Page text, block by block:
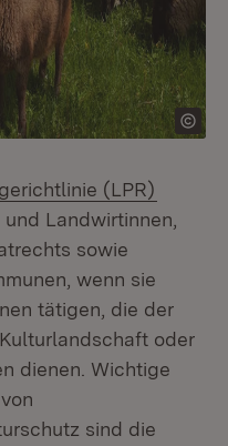
(LPR)
Landwirtinnen,
sowie
wenn sie
tätigen, die der
oder
dienen. Wichtige
sind die